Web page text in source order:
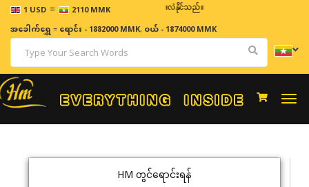
1 USD = 2110 MMK
ဈေးနှုန်းများသည် အချိန်နှင့် အမျှပြောင်းလဲနိုင်သည်။
အခေါက်ရွှေ=ရောင်း - 1882000 MMK, ဝယ် - 1874000 MMK
HM တွင်ရောင်းရန်